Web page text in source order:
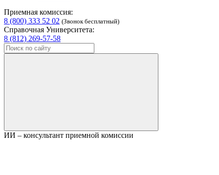
Приемная комиссия:
8 (800) 333 52 02 (Звонок бесплатный)
Справочная Университета:
8 (812) 269-57-58
ИИ – консультант приемной комиссии